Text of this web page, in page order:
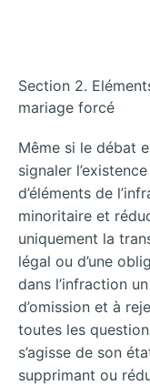
Section 2.
mariage forcé
Même si le débat
signaler
d’éléments de
minoritaire et
uniquement la
légal ou d’une
dans l’infraction
d’omission et à
toutes les
s’agisse de son
supprimant ou